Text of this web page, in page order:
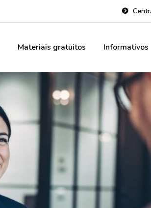
Materiais gratuitos Informativos